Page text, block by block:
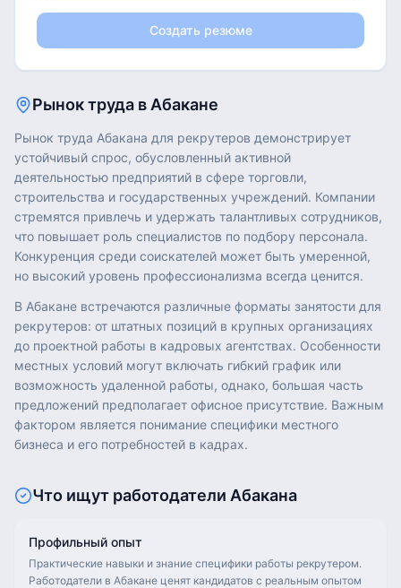
Создать резюме
Рынок труда в Абакане
Рынок труда Абакана для рекрутеров демонстрирует
устойчивый спрос, обусловленный активной
деятельностью предприятий в сфере торговли,
строительства и государственных учреждений. Компании
стремятся привлечь и удержать талантливых сотрудников,
что повышает роль специалистов по подбору персонала.
Конкуренция среди соискателей может быть умеренной,
но высокий уровень профессионализма всегда ценится.
В Абакане встречаются различные форматы занятости для
рекрутеров: от штатных позиций в крупных организациях
до проектной работы в кадровых агентствах. Особенности
местных условий могут включать гибкий график или
возможность удаленной работы, однако, большая часть
предложений предполагает офисное присутствие. Важным
фактором является понимание специфики местного
бизнеса и его потребностей в кадрах.
Что ищут работодатели Абакана
Профильный опыт
Практические навыки и знание специфики работы рекрутером.
Работодатели в Абакане ценят кандидатов с реальным опытом